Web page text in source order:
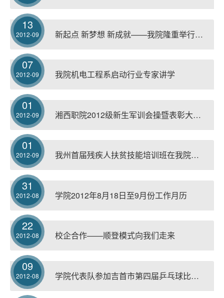
13
2012-09 新起点 新梦想 新成就——我院隆重举行2012级高职新生开学典礼
07
2012-09 我院机电工程系启动行业专家讲学
01
2012-09 湘西职院2012级新生军训会操暨表彰大会隆重举行
01
2012-09 我州首届残疾人扶贫技能培训班在我院开班
31
2012-08 学院2012年8月18日至9月份工作月历
22
2012-08 校企合作——顺登模式向我们走来
09
2012-08 学院代表队参加吉首市第四届乒乓球比赛获佳绩